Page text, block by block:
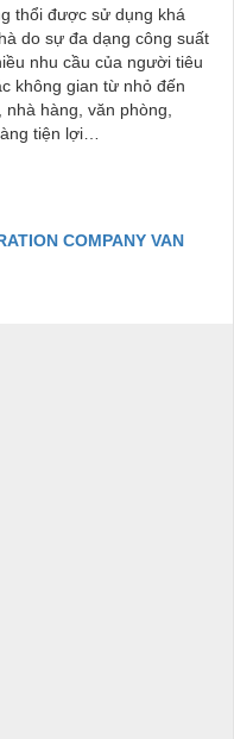
thổi được sử dụng khá
do sự đa dạng công suất
nhu cầu của người tiêu
không gian từ nhỏ đến
hàng, văn phòng,
tiện lợi…
COMPANY VAN